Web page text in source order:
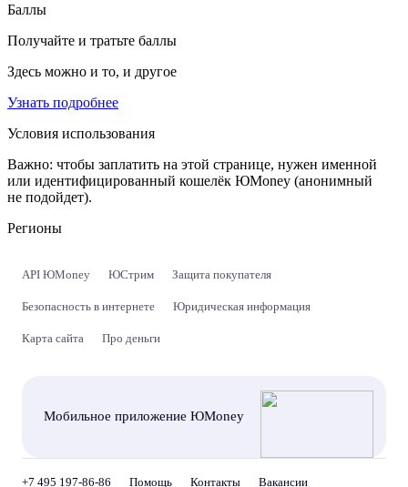
Баллы
Получайте и тратьте баллы
Здесь можно и то, и другое
Узнать подробнее
Условия использования
Важно: чтобы заплатить на этой странице, нужен именной
или идентифицированный кошелёк ЮMoney (анонимный
не подойдет).
Регионы
API ЮMoney ЮСтрим Защита покупателя
Безопасность в интернете Юридическая информация
Карта сайта Про деньги
Мобильное приложение ЮMoney
+7 495 197-86-86 Помощь Контакты Вакансии